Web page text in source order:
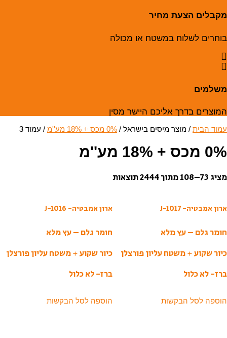
מקבלים הצעת מחיר
בוחרים לשלוח במשטח או מכולה
משלמים
המוצרים בדרך אליכם היישר מסין
עמוד הבית / מוצר מיסים בישראל / 0% מכס + 18% מע''מ / עמוד 3
0% מכס + 18% מע''מ
מציג 73–108 מתוך 2444 תוצאות
ארון אמבטיה- J-1017
חומר גלם – עץ מלא
כיור שקוע + משטח עליון פורצלן
ברז- לא כלול
הוספה לסל הבקשות
ארון אמבטיה- J-1016
חומר גלם – עץ מלא
כיור שקוע + משטח עליון פורצלן
ברז- לא כלול
הוספה לסל הבקשות